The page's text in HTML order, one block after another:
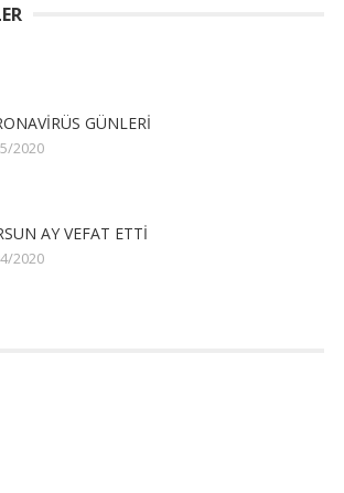
GÜNLERİ
2020
AY VEFAT ETTİ
2020